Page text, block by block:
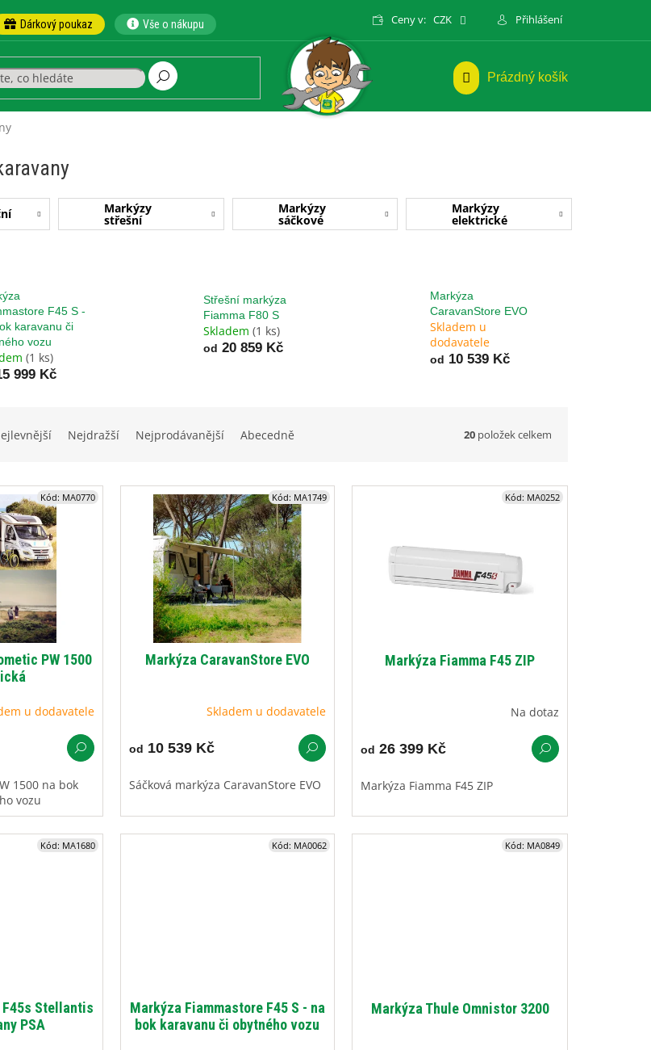
Ceny v: CZK Přihlášení
NÁKUPNÍ
Prázdný košík
Dárkový poukaz Vše o nákupu
Markýzy
střešní
Markýzy
sáčkové
Markýzy
elektrické
F45 S -
karavanu či
vozu
(1 ks)
999 Kč
Střešní markýza
Fiamma F80 S
Skladem (1 ks)
od 20 859 Kč
Markýza
CaravanStore EVO
Skladem u
dodavatele
od 10 539 Kč
Nejdražší Nejprodávanější Abecedně 20 položek celkem
PW 1500
u dodavatele
1500 na bok
vozu
Kód: MA0770
Markýza CaravanStore EVO
Skladem u dodavatele
od 10 539 Kč
Sáčková markýza CaravanStore EVO
Kód: MA1749
Markýza Fiamma F45 ZIP
Na dotaz
od 26 399 Kč
Markýza Fiamma F45 ZIP
Kód: MA0252
F45s Stellantis
PSA
Kód: MA1680
Markýza Fiammastore F45 S - na
bok karavanu či obytného vozu
Kód: MA0062
Markýza Thule Omnistor 3200
Kód: MA0849